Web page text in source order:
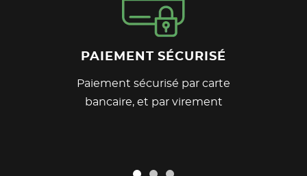
PAIEMENT SÉCURISÉ
Paiement sécurisé par carte
bancaire, et par virement